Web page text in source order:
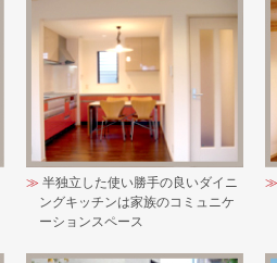
半独立した使い勝手の良いダイニ
ングキッチンは家族のコミュニケ
ーションスペース